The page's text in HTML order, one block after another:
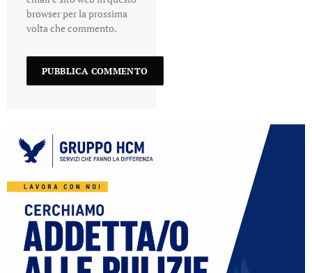
browser per la prossima
volta che commento.